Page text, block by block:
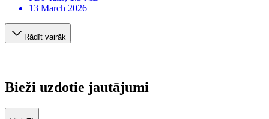
13 March 2026
Rādīt vairāk
Bieži uzdotie jautājumi